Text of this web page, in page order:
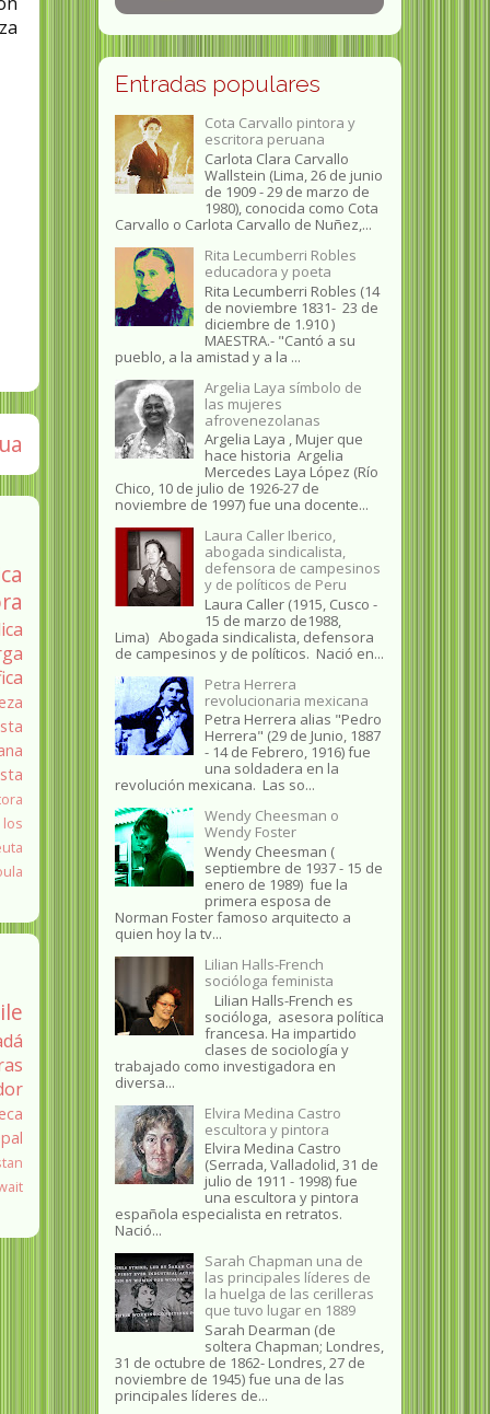
Entradas populares
Cota Carvallo pintora y
escritora peruana
Carlota Clara Carvallo
Wallstein (Lima, 26 de junio
de 1909 - 29 de marzo de
1980), conocida como Cota
Carvallo o Carlota Carvallo de Nuñez,...
Rita Lecumberri Robles
educadora y poeta
Rita Lecumberri Robles (14
de noviembre 1831- 23 de
diciembre de 1.910 )
MAESTRA.- "Cantó a su
pueblo, a la amistad y a la ...
Argelia Laya símbolo de
las mujeres
afrovenezolanas
Argelia Laya , Mujer que
hace historia Argelia
Mercedes Laya López (Río
Chico, 10 de julio de 1926-27 de
noviembre de 1997) fue una docente...
Laura Caller Iberico,
abogada sindicalista,
defensora de campesinos
y de políticos de Peru
Laura Caller (1915, Cusco -
15 de marzo de1988,
Lima) Abogada sindicalista, defensora
de campesinos y de políticos. Nació en...
Petra Herrera
revolucionaria mexicana
Petra Herrera alias "Pedro
Herrera" (29 de Junio, 1887
- 14 de Febrero, 1916) fue
una soldadera en la
revolución mexicana. Las so...
Wendy Cheesman o
Wendy Foster
Wendy Cheesman (
septiembre de 1937 - 15 de
enero de 1989) fue la
primera esposa de
Norman Foster famoso arquitecto a
quien hoy la tv...
Lilian Halls-French
socióloga feminista
Lilian Halls-French es
socióloga, asesora política
francesa. Ha impartido
clases de sociología y
trabajado como investigadora en
diversa...
Elvira Medina Castro
escultora y pintora
Elvira Medina Castro
(Serrada, Valladolid, 31 de
julio de 1911 - 1998) fue
una escultora y pintora
española especialista en retratos.
Nació...
Sarah Chapman una de
las principales líderes de
la huelga de las cerilleras
que tuvo lugar en 1889
Sarah Dearman (de
soltera Chapman; Londres,
31 de octubre de 1862​- Londres, 27 de
noviembre de 1945)​ fue una de las
principales líderes de...